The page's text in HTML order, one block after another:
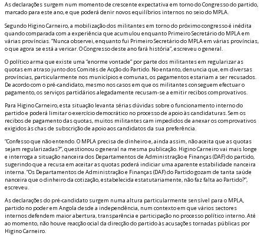
As declarações surgem num momento de crescente expectativa em torno do Congresso do partido,
marcado para este ano, e que poderá definir novos equilíbrios internos no seio do MPLA.
Segundo Higino Carneiro, a mobilização dos militantes em torno do próximo congresso é inédita
quando comparada com a experiência que acumulou enquanto Primeiro Secretário do MPLA em
várias províncias. “Nunca observei, enquanto fui Primeiro Secretário do MPLA em várias províncias,
o que agora se está a verificar. O Congresso deste ano fará história”, escreveu o general.
O político afirma que existe uma “enorme vontade” por parte dos militantes em regularizar as
quotas em atraso junto dos Comités de Acção do Partido. No entanto, denuncia que, em diversas
províncias, particularmente nos municípios e comunas, os pagamentos estariam a ser recusados.
De acordo com o pré-candidato, mesmo nos casos em que os militantes conseguem efectuar o
pagamento, os serviços partidários alegadamente recusam-se a emitir recibos comprovativos.
Para Higino Carneiro, esta situação levanta sérias dúvidas sobre o funcionamento interno do
partido e poderá limitar o exercício democrático no processo de apoio às candidaturas. Sem os
recibos de pagamento das quotas, muitos militantes ficam impedidos de anexar os comprovativos
exigidos às fichas de subscrição de apoio aos candidatos da sua preferência.
“Confesso que não entendo. O MPLA precisa de dinheiro e, ainda assim, não aceita que as quotas
sejam regularizadas?”, questionou o general na mesma publicação. Higino Carneiro vai mais longe
e interroga a situação financeira dos Departamentos de Administração e Finanças (DAF) do partido,
sugerindo que a recusa em aceitar as quotas poderá indiciar uma aparente estabilidade financeira
interna. “Os Departamentos de Administração e Finanças (DAF) do Partido gozam de tanta saúde
financeira que o dinheiro da cotização, estabelecida estatutariamente, não faz falta ao Partido?”,
escreveu.
As declarações do pré-candidato surgem numa altura particularmente sensível para o MPLA,
partido no poder em Angola desde a independência, num contexto em que vários sectores
internos defendem maior abertura, transparência e participação no processo político interno. Até
ao momento, não houve reacção oficial da direcção do partido às acusações tornadas públicas por
Higino Carneiro.